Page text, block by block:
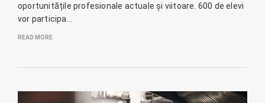
oportunitățile profesionale actuale și viitoare. 600 de elevi
vor participa…
READ MORE